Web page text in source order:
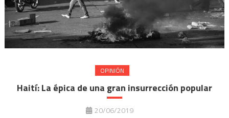
OPINIÓN
Haití: La épica de una gran insurrección popular
20/06/2019